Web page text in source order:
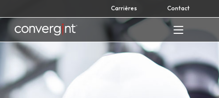
to
content
Carrières Contact
Home